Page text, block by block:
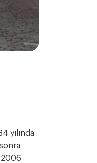
yılında
2006